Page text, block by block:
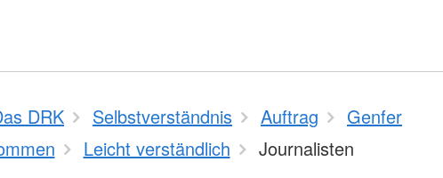
DRK Selbstverständnis Auftrag
Genfer
Leicht verständlich Journalisten